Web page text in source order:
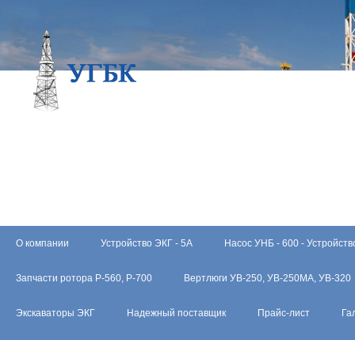
О компании Устройство ЭКГ - 5А Насос УНБ - 600 -
Запчасти ротора Р-560, Р-700 Вертлюги УВ-250, УВ-250МА, УВ-320
Экскаваторы ЭКГ Надежный поставщик Прайс-лист